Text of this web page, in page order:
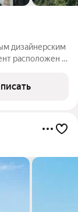
дизайнерским
расположен в
только